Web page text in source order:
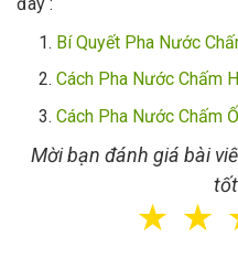
Bí Quyết Pha Nước
Cách Pha Nước Chấm
Cách Pha Nước Chấm
Mời bạn đánh giá bài
☆
☆